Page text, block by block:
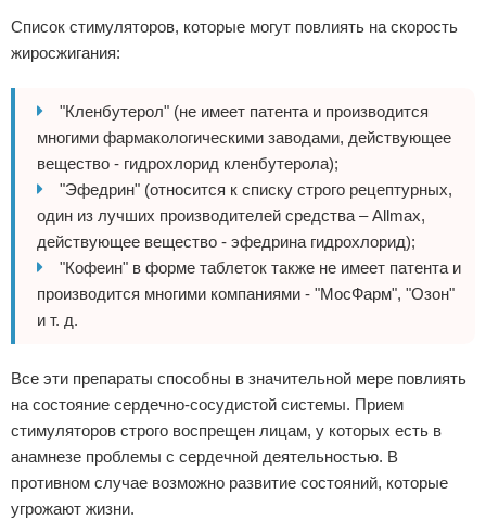
Список стимуляторов, которые могут повлиять на скорость
жиросжигания:
"Кленбутерол" (не имеет патента и производится
многими фармакологическими заводами, действующее
вещество - гидрохлорид кленбутерола);
"Эфедрин" (относится к списку строго рецептурных,
один из лучших производителей средства – Allmax,
действующее вещество - эфедрина гидрохлорид);
"Кофеин" в форме таблеток также не имеет патента и
производится многими компаниями - "МосФарм", "Озон"
и т. д.
Все эти препараты способны в значительной мере повлиять
на состояние сердечно-сосудистой системы. Прием
стимуляторов строго воспрещен лицам, у которых есть в
анамнезе проблемы с сердечной деятельностью. В
противном случае возможно развитие состояний, которые
угрожают жизни.